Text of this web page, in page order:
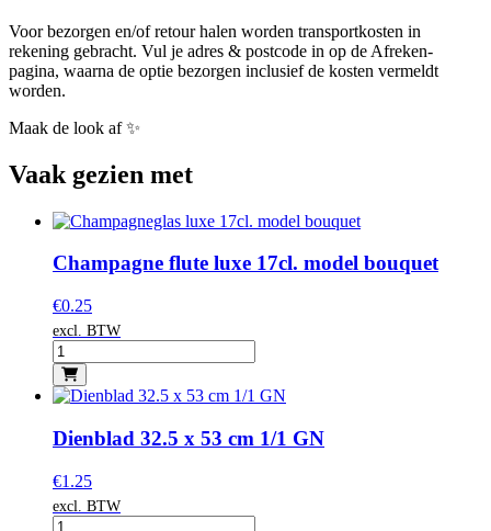
Voor bezorgen en/of retour halen worden transportkosten in
rekening gebracht. Vul je adres & postcode in op de Afreken-
pagina, waarna de optie bezorgen inclusief de kosten vermeldt
worden.
Maak de look af ✨
Vaak gezien met
Champagne flute luxe 17cl. model bouquet
€0.25
excl. BTW
Dienblad 32.5 x 53 cm 1/1 GN
€1.25
excl. BTW